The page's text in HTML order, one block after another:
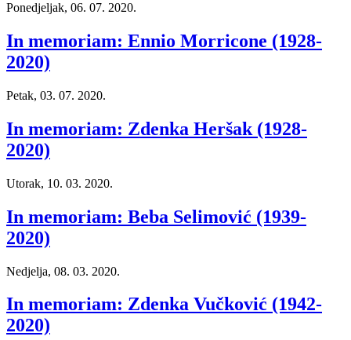
Ponedjeljak, 06. 07. 2020.
In memoriam: Ennio Morricone (1928-
2020)
Petak, 03. 07. 2020.
In memoriam: Zdenka Heršak (1928-
2020)
Utorak, 10. 03. 2020.
In memoriam: Beba Selimović (1939-
2020)
Nedjelja, 08. 03. 2020.
In memoriam: Zdenka Vučković (1942-
2020)